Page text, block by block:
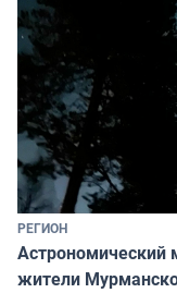
РЕГИОН
Астрономический
жители